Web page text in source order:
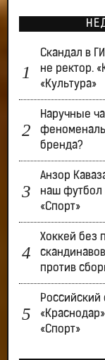
Скандал в
не ректор.
«Культура»
Наручные
бренда?
Анзор
наш футбол
«Спорт»
Хоккей без
против
Российский
«Спорт»